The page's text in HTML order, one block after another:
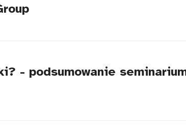
- podsumowanie